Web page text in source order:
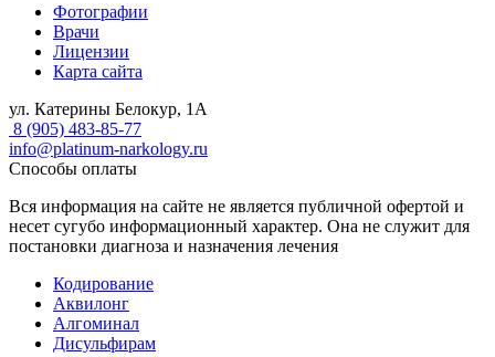
Фотографии
Врачи
Лицензии
Карта сайта
ул. Катерины Белокур, 1А
8 (905) 483-85-77
info@platinum-narkology.ru
Способы оплаты
Вся информация на сайте не является публичной офертой и
несет сугубо информационный характер. Она не служит для
постановки диагноза и назначения лечения
Кодирование
Аквилонг
Алгоминал
Дисульфирам